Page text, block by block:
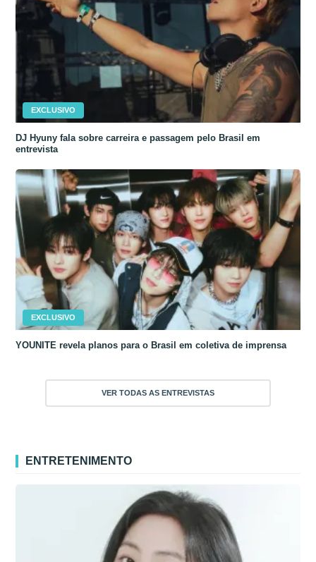
EXCLUSIVO
DJ Hyuny fala sobre carreira e passagem pelo Brasil em
entrevista
EXCLUSIVO
YOUNITE revela planos para o Brasil em coletiva de imprensa
VER TODAS AS ENTREVISTAS
ENTRETENIMENTO